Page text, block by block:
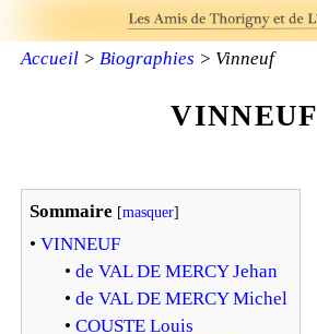
Accueil> Biographies > Vinneuf
VINNEUF
Sommaire [masquer]
• VINNEUF
• de VAL DE MERCY Jehan
• de VAL DE MERCY Michel
• COUSTE Louis